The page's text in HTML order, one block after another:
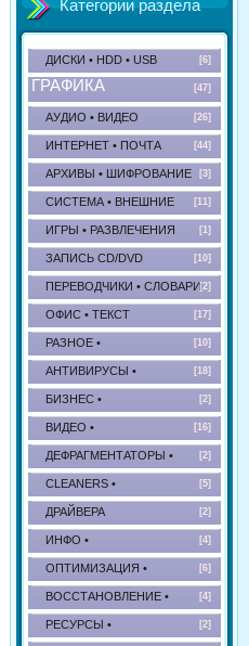
Категории раздела
ДИСКИ • HDD • USB [6]
ГРАФИКА [47]
АУДИО • ВИДЕО [26]
ИНТЕРНЕТ • ПОЧТА [44]
АРХИВЫ • ШИФРОВАНИЕ [3]
СИСТЕМА • ВНЕШНИЕ [11]
ИГРЫ • РАЗВЛЕЧЕНИЯ [1]
ЗАПИСЬ CD/DVD [10]
ПЕРЕВОДЧИКИ • СЛОВАРИ[2]
ОФИС • ТЕКСТ [17]
РАЗНОЕ • [10]
АНТИВИРУСЫ • [18]
БИЗНЕС • [2]
ВИДЕО • [16]
ДЕФРАГМЕНТАТОРЫ • [2]
CLEANERS • [5]
ДРАЙВЕРА [2]
ИНФО • [4]
ОПТИМИЗАЦИЯ • [6]
ВОССТАНОВЛЕНИЕ • [4]
РЕСУРСЫ • [2]